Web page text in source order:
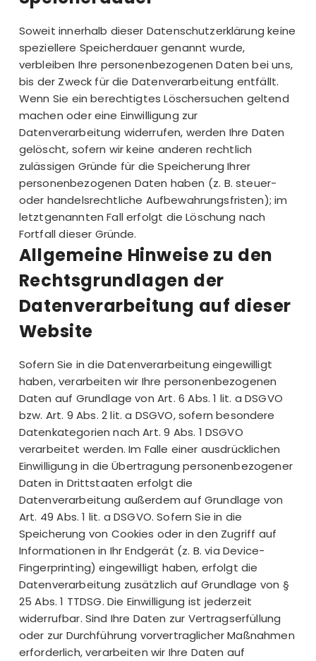
Soweit innerhalb dieser Datenschutzerklärung keine
speziellere Speicherdauer genannt wurde,
verbleiben Ihre personenbezogenen Daten bei uns,
bis der Zweck für die Datenverarbeitung entfällt.
Wenn Sie ein berechtigtes Löschersuchen geltend
machen oder eine Einwilligung zur
Datenverarbeitung widerrufen, werden Ihre Daten
gelöscht, sofern wir keine anderen rechtlich
zulässigen Gründe für die Speicherung Ihrer
personenbezogenen Daten haben (z. B. steuer-
oder handelsrechtliche Aufbewahrungsfristen); im
letztgenannten Fall erfolgt die Löschung nach
Fortfall dieser Gründe.
Allgemeine Hinweise zu den
Rechtsgrundlagen der
Datenverarbeitung auf dieser
Website
Sofern Sie in die Datenverarbeitung eingewilligt
haben, verarbeiten wir Ihre personenbezogenen
Daten auf Grundlage von Art. 6 Abs. 1 lit. a DSGVO
bzw. Art. 9 Abs. 2 lit. a DSGVO, sofern besondere
Datenkategorien nach Art. 9 Abs. 1 DSGVO
verarbeitet werden. Im Falle einer ausdrücklichen
Einwilligung in die Übertragung personenbezogener
Daten in Drittstaaten erfolgt die
Datenverarbeitung außerdem auf Grundlage von
Art. 49 Abs. 1 lit. a DSGVO. Sofern Sie in die
Speicherung von Cookies oder in den Zugriff auf
Informationen in Ihr Endgerät (z. B. via Device-
Fingerprinting) eingewilligt haben, erfolgt die
Datenverarbeitung zusätzlich auf Grundlage von §
25 Abs. 1 TTDSG. Die Einwilligung ist jederzeit
widerrufbar. Sind Ihre Daten zur Vertragserfüllung
oder zur Durchführung vorvertraglicher Maßnahmen
erforderlich, verarbeiten wir Ihre Daten auf